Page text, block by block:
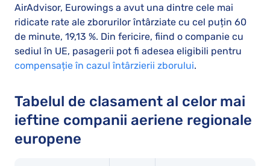
AirAdvisor, Eurowings a avut una dintre cele mai
ridicate rate ale zborurilor întârziate cu cel puțin 60
de minute, 19,13 %. Din fericire, fiind o companie cu
sediul în UE, pasagerii pot fi adesea eligibili pentru
compensație în cazul întârzierii zborului.
Tabelul de clasament al celor mai
ieftine companii aeriene regionale
europene